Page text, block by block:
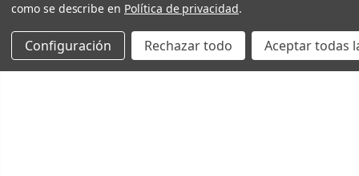
como se describe en Política de privacidad.
Configuración Rechazar todo Aceptar todas